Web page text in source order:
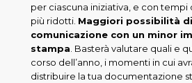
per ciascuna iniziativa, e con tempi
più ridotti. Maggiori possibilità di
comunicazione con un minor
stampa. Basterà valutare quali e
corso dell’anno, i momenti in cui
distribuire la tua documentazione